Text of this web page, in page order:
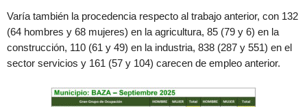
Varía también la procedencia respecto al trabajo anterior, con 132
(64 hombres y 68 mujeres) en la agricultura, 85 (79 y 6) en la
construcción, 110 (61 y 49) en la industria, 838 (287 y 551) en el
sector servicios y 161 (57 y 104) carecen de empleo anterior.